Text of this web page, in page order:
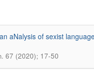
aNalysis of sexist
67 (2020); 17-50